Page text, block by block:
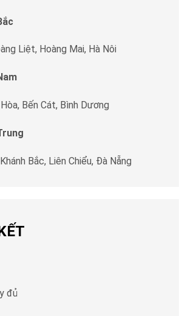
Liệt, Hoàng Mai, Hà Nôi
Bến Cát, Bình Dương
Bắc, Liên Chiểu, Đà Nẵng
đủ